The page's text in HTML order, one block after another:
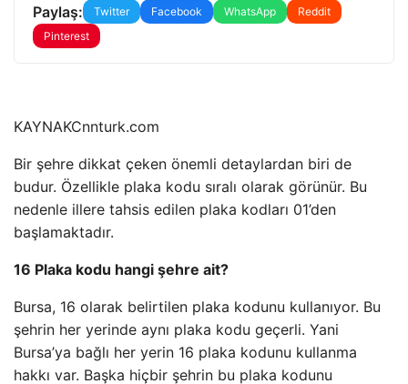
Paylaş: Twitter Facebook WhatsApp
Reddit
Pinterest
KAYNAKCnnturk.com
Bir şehre dikkat çeken önemli detaylardan biri de
budur. Özellikle plaka kodu sıralı olarak görünür. Bu
nedenle illere tahsis edilen plaka kodları 01’den
başlamaktadır.
16 Plaka kodu hangi şehre ait?
Bursa, 16 olarak belirtilen plaka kodunu kullanıyor. Bu
şehrin her yerinde aynı plaka kodu geçerli. Yani
Bursa’ya bağlı her yerin 16 plaka kodunu kullanma
hakkı var. Başka hiçbir şehrin bu plaka kodunu